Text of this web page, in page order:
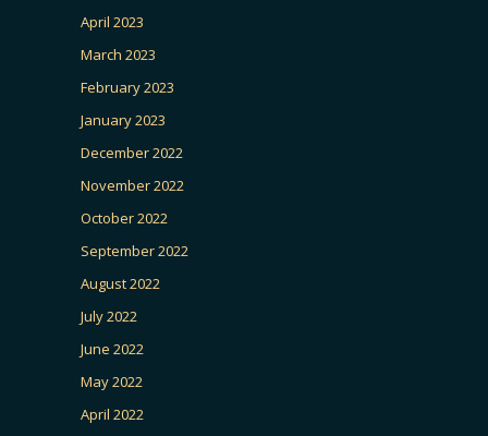
April 2023
March 2023
February 2023
January 2023
December 2022
November 2022
October 2022
September 2022
August 2022
July 2022
June 2022
May 2022
April 2022